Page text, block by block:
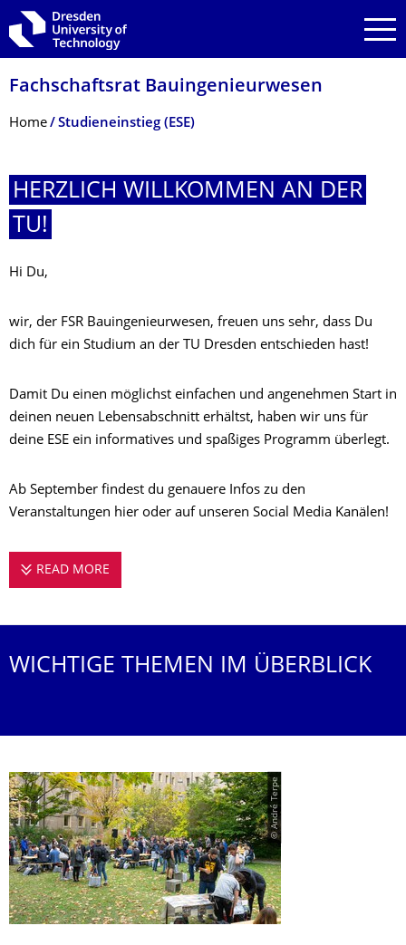
Skip to main navigation
Skip to search
Skip to content
Fachschaftsrat Bauingenieurwesen
Breadcrumb Menu
Home Studieneinstieg (ESE)
HERZLICH WILLKOMMEN AN DER
TU!
Hi Du,
wir, der FSR Bauingenieurwesen, freuen uns sehr, dass Du
dich für ein Studium an der TU Dresden entschieden hast!
Damit Du einen möglichst einfachen und angenehmen Start in
deinen neuen Lebensabschnitt erhältst, haben wir uns für
deine ESE ein informatives und spaßiges Programm überlegt.
Ab September findest du genauere Infos zu den
Veranstaltungen hier oder auf unseren Social Media Kanälen!
READ MORE
WICHTIGE THEMEN IM ÜBERBLICK
© André Terpe